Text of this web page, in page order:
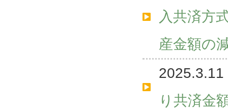
入共済方
産金額の
2025.3.11
り共済金